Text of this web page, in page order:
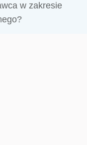
w zakresie